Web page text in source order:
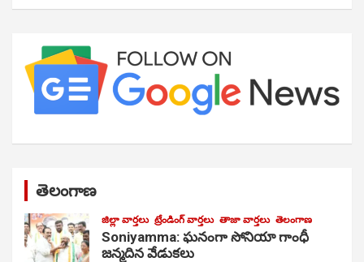
తెలంగాణ
జిల్లా వార్తలు ట్రేండింగ్ వార్తలు తాజా వార్తలు తెలంగాణ
Soniyamma: ఘ‌నంగా సోనియా గాంధీ
జ‌న్మ‌దిన వేడుక‌లు